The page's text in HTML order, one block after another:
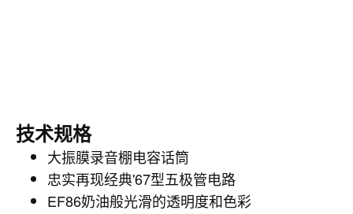
技术规格
大振膜录音棚电容话筒
忠实再现经典'67型五极管电路
EF86奶油般光滑的透明度和色彩